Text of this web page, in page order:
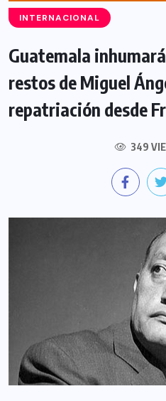
INTERNACIONAL
Guatemala
restos de Miguel
repatriación desde
349